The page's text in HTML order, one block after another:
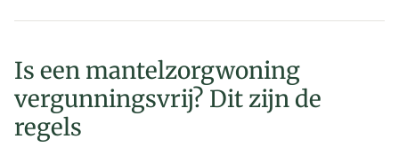
Is een mantelzorgwoning
vergunningsvrij? Dit zijn de
regels